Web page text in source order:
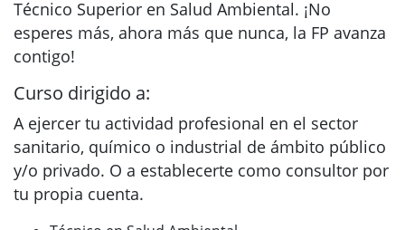
Técnico Superior en Salud Ambiental. ¡No
esperes más, ahora más que nunca, la FP avanza
contigo!
Curso dirigido a:
A ejercer tu actividad profesional en el sector
sanitario, químico o industrial de ámbito público
y/o privado. O a establecerte como consultor por
tu propia cuenta.